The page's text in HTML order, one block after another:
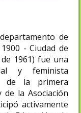
de
- Ciudad de
1961) fue una
y feminista
de la primera
de la Asociación
activamente